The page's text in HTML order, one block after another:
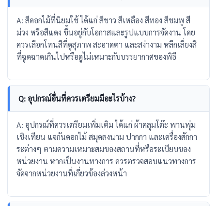
A: สีดอกไม้ที่นิยมใช้ ได้แก่ สีขาว สีเหลือง สีทอง สีชมพู สี
ม่วง หรือสีแดง ขึ้นอยู่กับโอกาสและรูปแบบการจัดงาน โดย
ควรเลือกโทนสีที่ดูสุภาพ สะอาดตา และสง่างาม หลีกเลี่ยงสี
ที่ฉูดฉาดเกินไปหรือดูไม่เหมาะกับบรรยากาศของพิธี
Q: อุปกรณ์อื่นที่ควรเตรียมมีอะไรบ้าง?
A: อุปกรณ์ที่ควรเตรียมเพิ่มเติม ได้แก่ ผ้าคลุมโต๊ะ พานพุ่ม
เชิงเทียน แจกันดอกไม้ สมุดลงนาม ปากกา และเครื่องสักกา
ระต่างๆ ตามความเหมาะสมของสถานที่หรือระเบียบของ
หน่วยงาน หากเป็นงานทางการ ควรตรวจสอบแนวทางการ
จัดจากหน่วยงานที่เกี่ยวข้องล่วงหน้า